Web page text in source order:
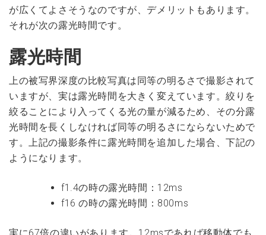
が広くてよさそうなのですが、デメリットもあります。
それが次の露光時間です。
露光時間
上の被写界深度の比較写真は同等の明るさで撮影されて
いますが、実は露光時間を大きく変えています。絞りを
絞ることにより入ってくる光の量が減るため、その分露
光時間を長くしなければ同等の明るさにならないためで
す。上記の撮影条件に露光時間を追加した場合、下記の
ようになります。
f1.4の時の露光時間：12ms
f16 の時の露光時間：800ms